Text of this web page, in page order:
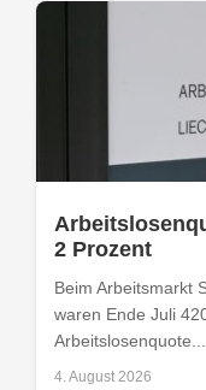
2 Prozent
Beim Arbeitsmarkt
waren Ende Juli
Arbeitslosenquote...
4. August 2026